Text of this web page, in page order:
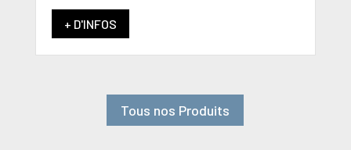
+ D'INFOS
Tous nos Produits